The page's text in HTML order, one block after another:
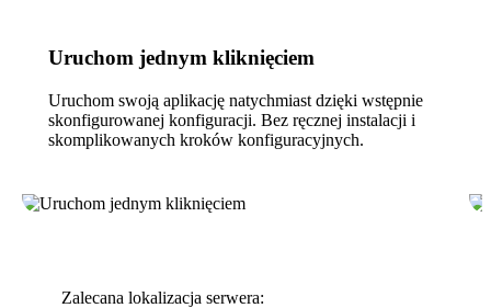
Uruchom jednym kliknięciem
Uruchom swoją aplikację natychmiast dzięki wstępnie
skonfigurowanej konfiguracji. Bez ręcznej instalacji i
skomplikowanych kroków konfiguracyjnych.
Zalecana lokalizacja serwera: